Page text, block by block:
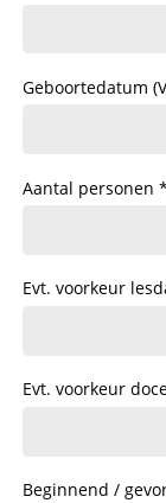
Geboortedatum
Aantal personen
Evt. voorkeur
Evt. voorkeur
Beginnend /